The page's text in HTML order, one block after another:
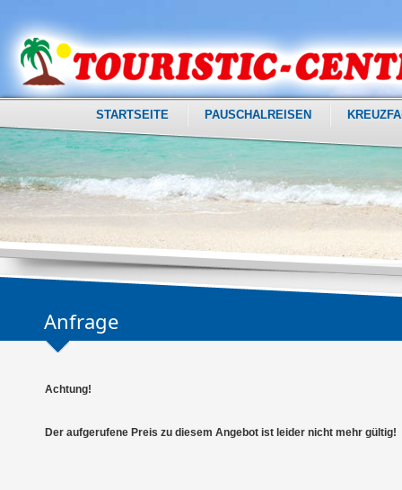
STARTSEITE PAUSCHALREISEN
Anfrage
Achtung!
Der aufgerufene Preis zu diesem Angebot ist leider nicht mehr gültig!